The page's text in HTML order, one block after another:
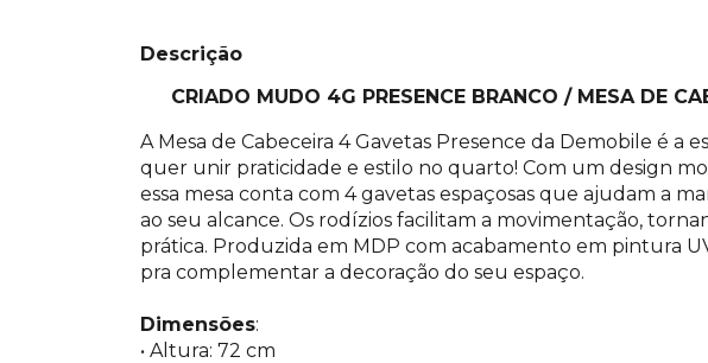
Descrição
CRIADO MUDO 4G PRESENCE BRANCO / MESA DE
A Mesa de Cabeceira 4 Gavetas Presence da Demobile é a
quer unir praticidade e estilo no quarto! Com um design
essa mesa conta com 4 gavetas espaçosas que ajudam a
ao seu alcance. Os rodízios facilitam a movimentação,
prática. Produzida em MDP com acabamento em pintura
pra complementar a decoração do seu espaço.
Dimensões:
• Altura: 72 cm